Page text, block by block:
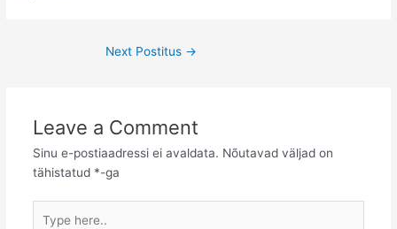
Next Postitus →
Leave a Comment
Sinu e-postiaadressi ei avaldata. Nõutavad väljad on
tähistatud *-ga